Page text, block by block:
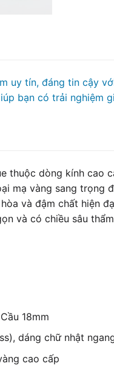
uy tín, đáng tin cậy
bạn có trải nghiệm
thuộc dòng kính
mạ vàng sang trọng
và đậm chất hiện
và có chiều sâu
18mm
dáng chữ nhật
cao cấp